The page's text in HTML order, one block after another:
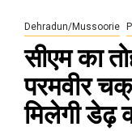
Dehradun/Mussoorie
सीएम का
परमवीर
मिलेगी डेढ़